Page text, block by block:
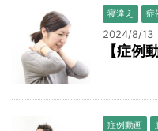
寝違え 症
2024/8/13
【症例
症例動画